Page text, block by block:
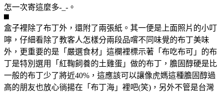
怎一次寄這麼多-_-。
盒子裡除了布丁外，還附了兩張紙。其一便是上面照片的小叮
嚀，仔細看除了教客人怎樣分兩段品嚐不同味覺的布丁美味
外，更重要的是「嚴選食材」這欄裡標示著「布吃布可」的布
丁是特別選用「紅鞠飼養的土雞蛋」做的布丁，膽固醇硬是比
一般的布丁少了將近40%，這應該可以讓像虎媽這種膽固醇過
高的朋友也放心徜揚在「布丁海」裡吧(笑)，另外不管是台灣